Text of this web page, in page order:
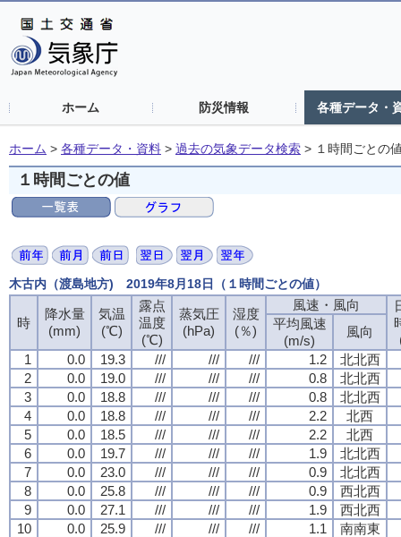
ホーム 防災情報 各種データ・
ホーム > 各種データ・資料 > 過去の気象データ検索 > １時間ごとの
１時間ごとの値
木古内（渡島地方) 2019年8月18日（１時間ごとの値）
時
降水量
(mm)
気温
(℃)
露点
温度
(℃)
蒸気圧
(hPa)
湿度
(％)
風速・風向
平均風速
(m/s)
風向
1
0.0 19.3 /// /// /// 1.2
北北西
2
0.0 19.0 /// /// /// 0.8
北北西
3
0.0 18.8 /// /// /// 0.8
北北西
4
0.0 18.8 /// /// /// 2.2
北西
5
0.0 18.5 /// /// /// 2.2
北西
6
0.0 19.7 /// /// /// 1.9
北北西
7
0.0 23.0 /// /// /// 0.9
北北西
8
0.0 25.8 /// /// /// 0.9
西北西
9
0.0 27.1 /// /// /// 1.9
西北西
10
0.0 25.9 /// /// /// 1.1
南南東
時
降水量
(mm)
気温
(℃)
露点
温度
(℃)
蒸気圧
(hPa)
湿度
(％)
風速・風向
平均風速
(m/s)
風向
1
0.0 19.3 /// /// /// 1.2
北北西
2
0.0 19.0 /// /// /// 0.8
北北西
3
0.0 18.8 /// /// /// 0.8
北北西
4
0.0 18.8 /// /// /// 2.2
北西
5
0.0 18.5 /// /// /// 2.2
北西
6
0.0 19.7 /// /// /// 1.9
北北西
7
0.0 23.0 /// /// /// 0.9
北北西
8
0.0 25.8 /// /// /// 0.9
西北西
9
0.0 27.1 /// /// /// 1.9
西北西
10
0.0 25.9 /// /// /// 1.1
南南東
時
降水量
(mm)
気温
(℃)
露点
温度
(℃)
蒸気圧
(hPa)
湿度
(％)
風速・風向
平均風速
(m/s)
風向
1
0.0 19.3 /// /// /// 1.2
北北西
2
0.0 19.0 /// /// /// 0.8
北北西
3
0.0 18.8 /// /// /// 0.8
北北西
4
0.0 18.8 /// /// /// 2.2
北西
5
0.0 18.5 /// /// /// 2.2
北西
6
0.0 19.7 /// /// /// 1.9
北北西
7
0.0 23.0 /// /// /// 0.9
北北西
8
0.0 25.8 /// /// /// 0.9
西北西
9
0.0 27.1 /// /// /// 1.9
西北西
10
0.0 25.9 /// /// /// 1.1
南南東
時
降水量
(mm)
気温
(℃)
露点
温度
(℃)
蒸気圧
(hPa)
湿度
(％)
風速・風向
平均風速
(m/s)
風向
1
0.0 19.3 /// /// /// 1.2
北北西
2
0.0 19.0 /// /// /// 0.8
北北西
3
0.0 18.8 /// /// /// 0.8
北北西
4
0.0 18.8 /// /// /// 2.2
北西
5
0.0 18.5 /// /// /// 2.2
北西
6
0.0 19.7 /// /// /// 1.9
北北西
7
0.0 23.0 /// /// /// 0.9
北北西
8
0.0 25.8 /// /// /// 0.9
西北西
9
0.0 27.1 /// /// /// 1.9
西北西
10
0.0 25.9 /// /// /// 1.1
南南東